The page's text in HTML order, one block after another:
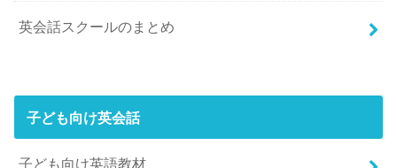
英会話スクールのまとめ
子ども向け英会話
子ども向け英語教材